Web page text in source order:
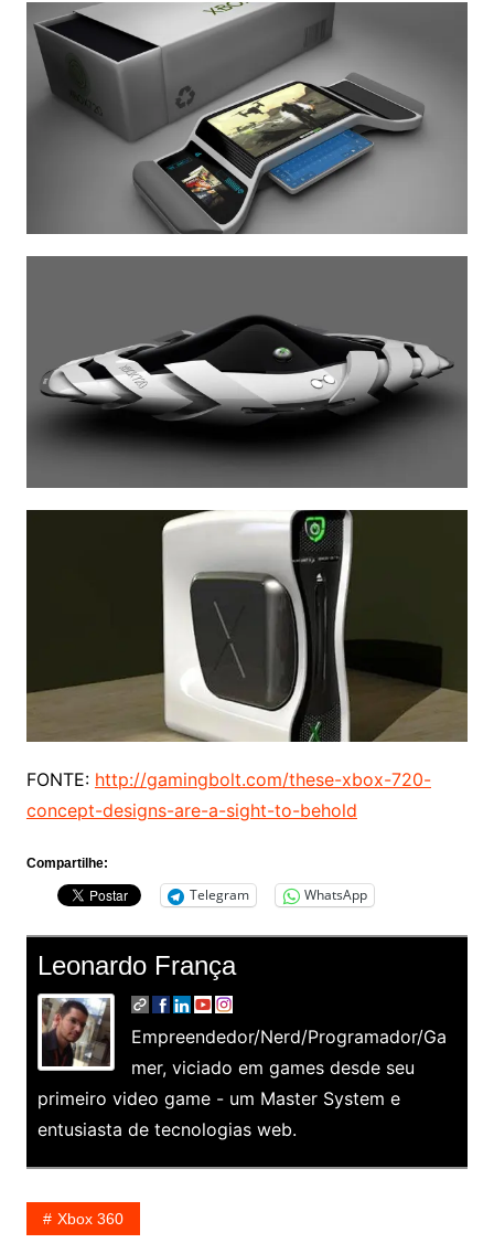
FONTE: http://gamingbolt.com/these-xbox-720-
concept-designs-are-a-sight-to-behold
Compartilhe:
Telegram WhatsApp
Leonardo França
Empreendedor/Nerd/Programador/Ga
mer, viciado em games desde seu
primeiro video game - um Master System e
entusiasta de tecnologias web.
Xbox 360